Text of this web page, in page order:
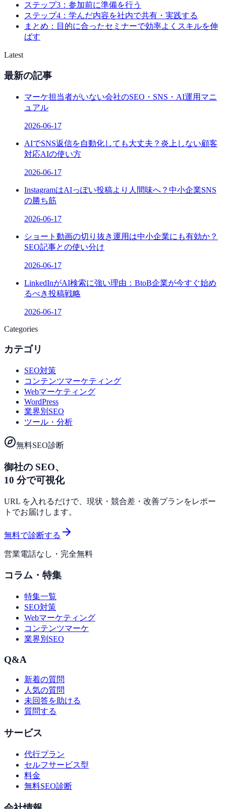
ステップ3：参加前に準備を行う
ステップ4：学んだ内容を社内で共有・実践する
まとめ：目的に合ったセミナーで効率よくスキルを伸
ばす
Latest
最新の記事
マーケ担当者がいない会社のSEO・SNS・AI運用マニ
ュアル
2026-06-17
AIでSNS返信を自動化しても大丈夫？炎上しない顧客
対応AIの使い方
2026-06-17
InstagramはAIっぽい投稿より人間味へ？中小企業SNS
の勝ち筋
2026-06-17
ショート動画の切り抜き運用は中小企業にも有効か？
SEO記事との使い分け
2026-06-17
LinkedInがAI検索に強い理由：BtoB企業が今すぐ始め
るべき投稿戦略
2026-06-17
Categories
カテゴリ
SEO対策
コンテンツマーケティング
Webマーケティング
WordPress
業界別SEO
ツール・分析
無料SEO診断
御社の SEO、
10 分で可視化
URL を入れるだけで、現状・競合差・改善プランをレポー
トでお届けします。
無料で診断する
営業電話なし・完全無料
コラム・特集
特集一覧
SEO対策
Webマーケティング
コンテンツマーケ
業界別SEO
Q&A
新着の質問
人気の質問
未回答を助ける
質問する
サービス
代行プラン
セルフサービス型
料金
無料SEO診断